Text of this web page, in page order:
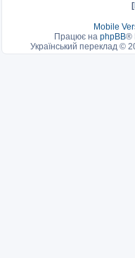
[
Mobile
Працює на phpBB®
Український переклад ©